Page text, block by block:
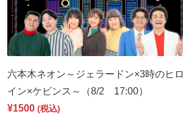
六本木ネオン～ジェラードン×3時のヒロ
イン×ケビンス～（8/2 17:00）
¥1500 (税込)